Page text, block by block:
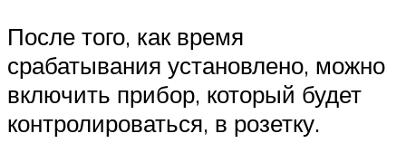
После того, как время
срабатывания установлено, можно
включить прибор, который будет
контролироваться, в розетку.